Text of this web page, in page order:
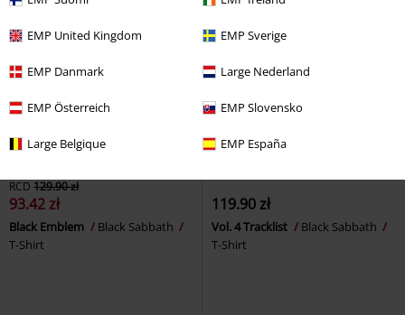
EMP United Kingdom EMP Sverige
EMP Danmark Large Nederland
EMP Österreich EMP Slovensko
Large Belgique EMP España
RCD 129.90 zł
93.42 zł
Black Emblem
Black Sabbath
T-Shirt
119.90 zł
Vol. 4 Tracklist
Black Sabbath
T-Shirt